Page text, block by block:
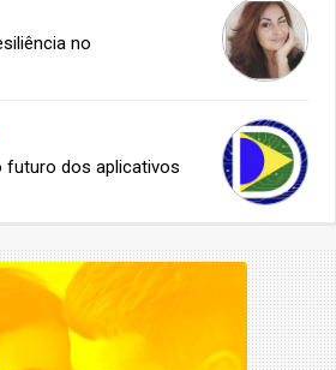
no
futuro dos aplicativos